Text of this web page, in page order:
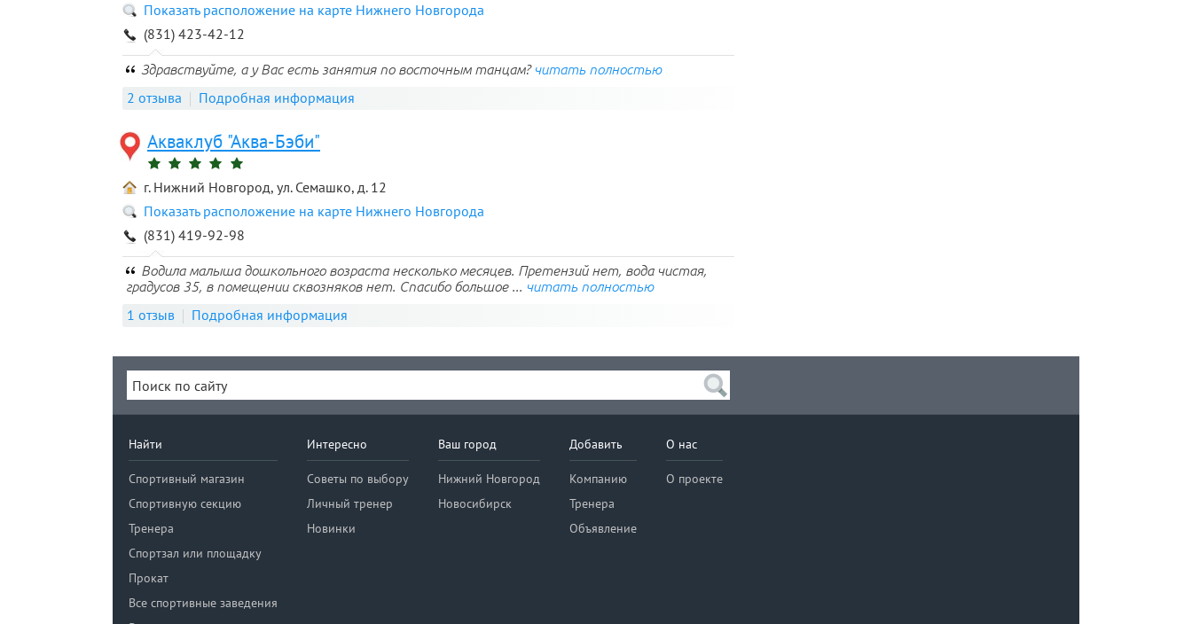
Показать расположение на карте Нижнего Новгорода
(831) 423-42-12
Здравствуйте, а у Вас есть занятия по восточным танцам? читать полностью
2 отзыва Подробная информация
Акваклуб "Аква-Бэби"
г. Нижний Новгород, ул. Семашко, д. 12
Показать расположение на карте Нижнего Новгорода
(831) 419-92-98
Водила малыша дошкольного возраста несколько месяцев. Претензий нет, вода чистая,
градусов 35, в помещении сквозняков нет. Спасибо большое ... читать полностью
1 отзыв Подробная информация
Найти
Спортивный магазин
Спортивную секцию
Тренера
Спортзал или площадку
Прокат
Все спортивные заведения
Интересно
Советы по выбору
Личный тренер
Новинки
Ваш город
Нижний Новгород
Новосибирск
Добавить
Компанию
Тренера
Объявление
О нас
О проекте